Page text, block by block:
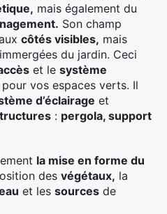
mais également du
Son champ
côtés visibles, mais
du jardin. Ceci
et le système
pour vos espaces verts. Il
d’éclairage et
: pergola, support
la mise en forme du
des végétaux, la
et les sources de